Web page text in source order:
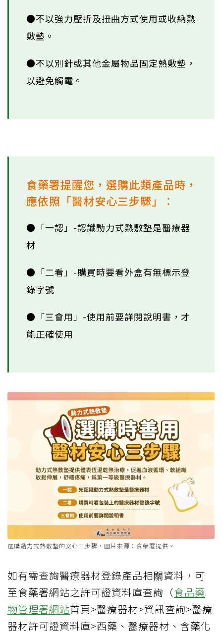
●不以強力壓折及扭曲方式使用或收納熱
敷墊。
●不以別針或其他金屬物品固定熱敷墊，
以避免觸電。
食藥署提醒您，選購此類產品時，
材
●「二看」-購買時要看外盒有無標示登
錄字號
●「三會用」-使用前要詳閱說明書，才
能正確使用